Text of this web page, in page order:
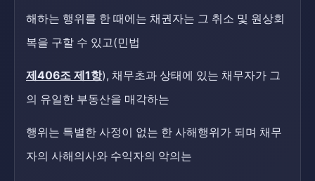
해하는 행위를 한 때에는 채권자는 그 취소 및 원상회
복을 구할 수 있고(민법
제406조 제1항), 채무초과 상태에 있는 채무자가 그
의 유일한 부동산을 매각하는
행위는 특별한 사정이 없는 한 사해행위가 되며 채무
자의 사해의사와 수익자의 악의는